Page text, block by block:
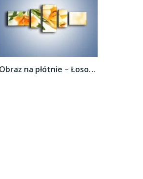
Obraz na płótnie – Łososiowe pachnące...